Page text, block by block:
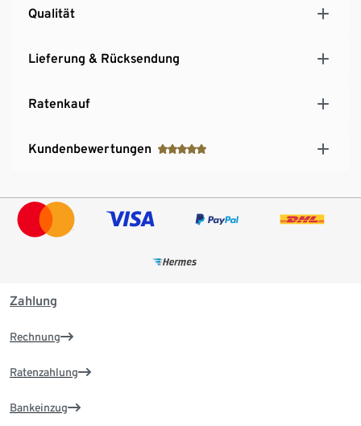
Qualität
Lieferung & Rücksendung
Ratenkauf
Kundenbewertungen
Zahlung
Rechnung
Ratenzahlung
Bankeinzug